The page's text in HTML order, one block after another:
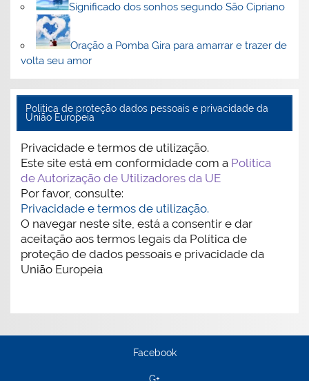
Significado dos sonhos segundo São Cipriano
Oração a Pomba Gira para amarrar e trazer de
volta seu amor
Politica de proteção dados pessoais e privacidade da
União Europeia
Privacidade e termos de utilização.
Este site está em conformidade com a Política
de Autorização de Utilizadores da UE
Por favor, consulte:
Privacidade e termos de utilização.
O navegar neste site, está a consentir e dar
aceitação aos termos legais da Política de
proteção de dados pessoais e privacidade da
União Europeia
Facebook